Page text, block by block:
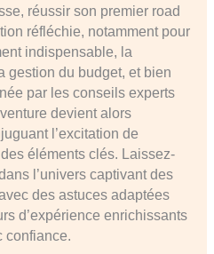
réussir son premier road
réfléchie, notamment pour
indispensable, la
gestion du budget, et bien
par les conseils experts
devient alors
l’excitation de
éléments clés. Laissez-
l’univers captivant des
des astuces adaptées
d’expérience enrichissants
confiance.